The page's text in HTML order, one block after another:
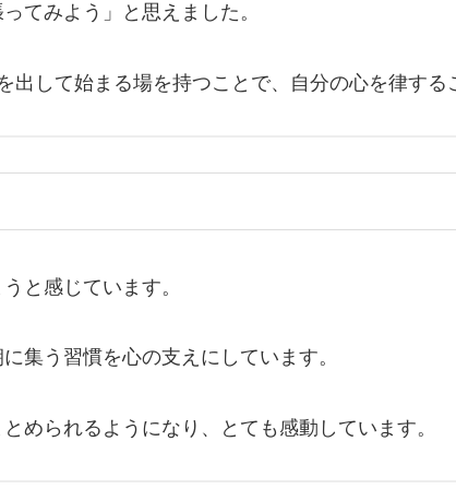
てみよう」と思えました。
して始まる場を持つことで、自分の心を律する
と感じています。
集う習慣を心の支えにしています。
められるようになり、とても感動しています。